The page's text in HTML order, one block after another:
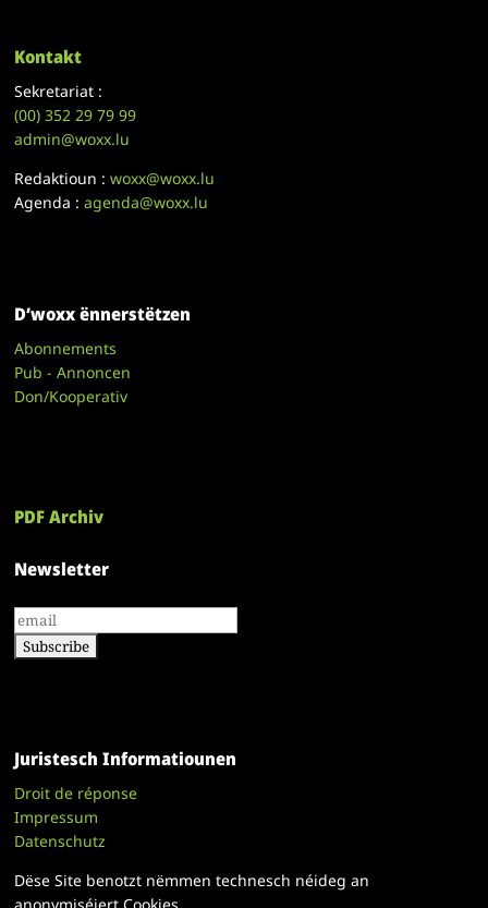
Kontakt
Sekretariat :
(00)352 29 79 99
admin@woxx.lu
Redaktioun :woxx@woxx.lu
Agenda :agenda@woxx.lu
D’woxx ënnerstëtzen
Abonnements
Pub - Annoncen
Don/Kooperativ
PDF Archiv
Newsletter
Juristesch Informatiounen
Droit de réponse
Impressum
Datenschutz
Dëse Site benotzt nëmmen technesch néideg an
anonymiséiert Cookies.